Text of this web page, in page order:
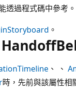
透過程式碼中參考。
。
、 、
時，先前與該屬性相